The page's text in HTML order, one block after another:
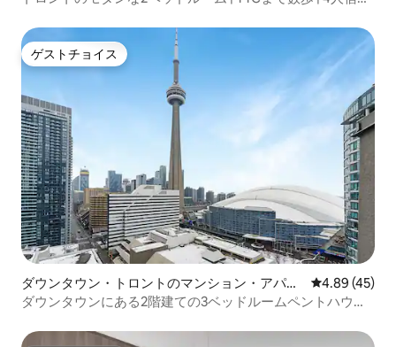
ゲストチョイス
ゲストチョイス
ダウンタウン・トロントのマンション・アパー
ト
レビュー45
4.89 (45)
ダウンタウンにある2階建ての3ベッドルームペントハウ